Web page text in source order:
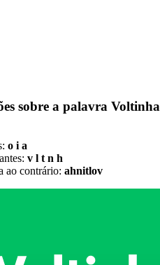
sobre a palavra Voltinha
o i a
v l t n h
ao contrário: ahnitlov